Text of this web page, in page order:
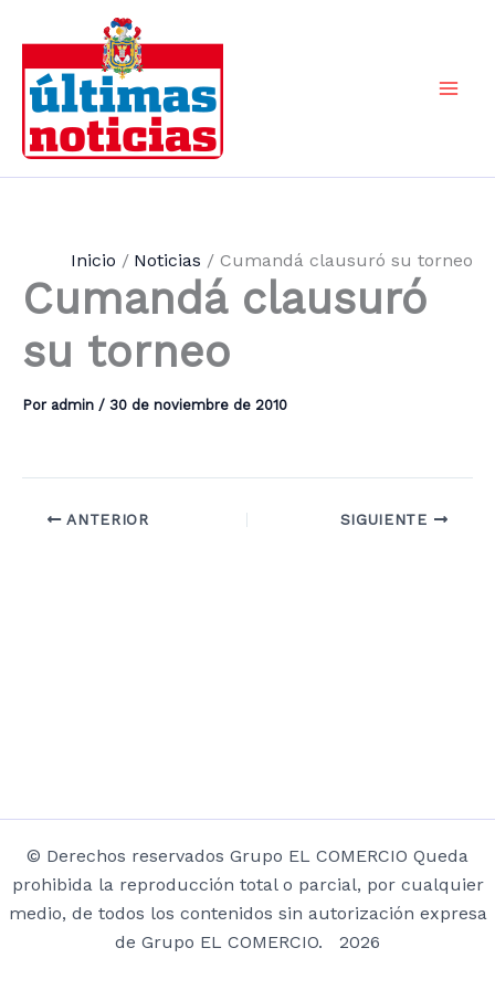
contenido
Inicio Noticias Cumandá clausuró su torneo
Cumandá clausuró
su torneo
Por admin / 30 de noviembre de 2010
ANTERIOR SIGUIENTE
© Derechos reservados Grupo EL COMERCIO Queda
prohibida la reproducción total o parcial, por cualquier
medio, de todos los contenidos sin autorización expresa
de Grupo EL COMERCIO. 2026